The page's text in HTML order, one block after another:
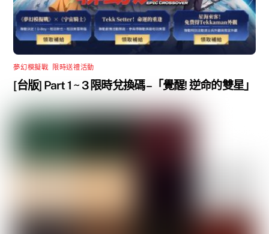
夢幻模擬戰 限時送禮活動
[台版] Part 1 ~ 3 限時兌換碼 –「覺醒! 逆命的雙星」